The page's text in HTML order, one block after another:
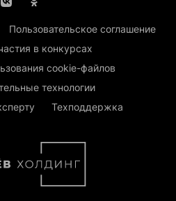
Пользовательское соглашение
в конкурсах
cookie-файлов
технологии
Техподдержка